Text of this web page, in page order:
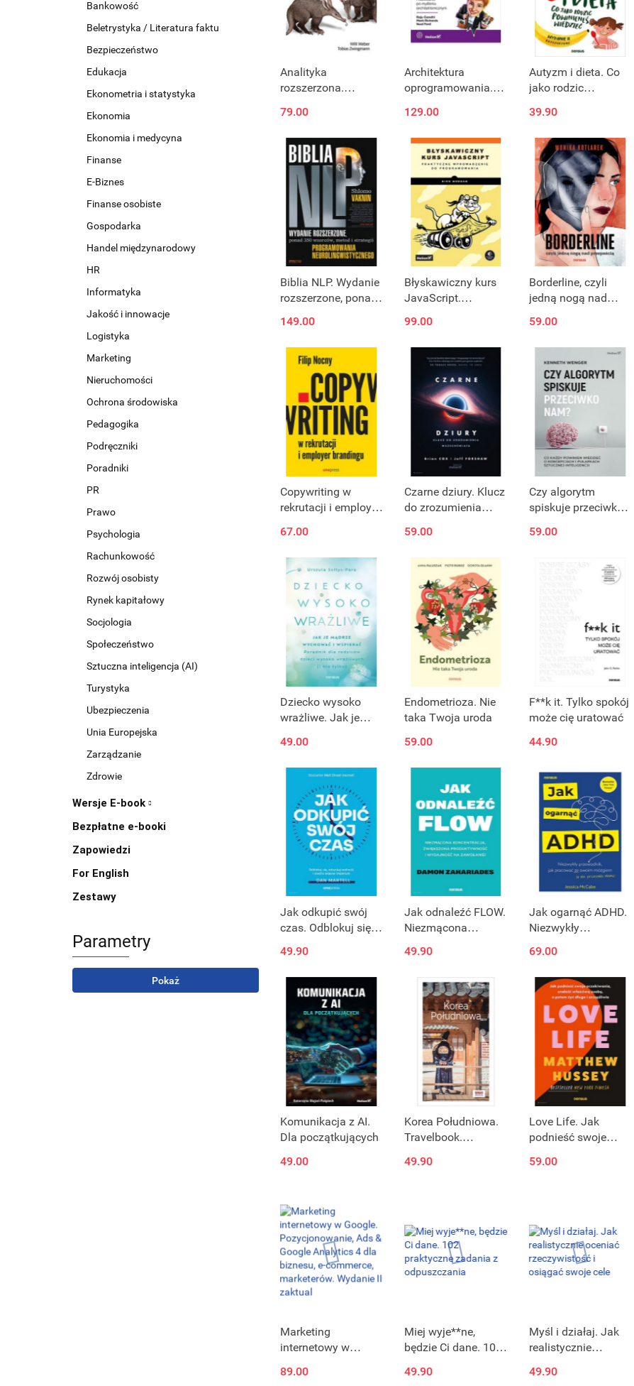
Bankowość
Beletrystyka / Literatura faktu
Bezpieczeństwo
Edukacja
Ekonometria i statystyka
Ekonomia
Ekonomia i medycyna
Finanse
E-Biznes
Finanse osobiste
Gospodarka
Handel międzynarodowy
HR
Informatyka
Jakość i innowacje
Logistyka
Marketing
Nieruchomości
Ochrona środowiska
Pedagogika
Podręczniki
Poradniki
PR
Prawo
Psychologia
Rachunkowość
Rozwój osobisty
Rynek kapitałowy
Socjologia
Społeczeństwo
Sztuczna inteligencja (AI)
Turystyka
Ubezpieczenia
Unia Europejska
Zarządzanie
Zdrowie
Wersje E-book
Bezpłatne e-booki
Zapowiedzi
For English
Zestawy
Parametry
Pokaż
Analityka
rozszerzona.
sztuczna
inteligencja w
podejmowaniu
decyzji
79.00
Architektura
oprogramowania.
Przewodnik po
myśleniu
architektonicznym
129.00
Autyzm i dieta. Co
jako rodzic
wiedzieć. Wydanie II
rozszerzone
39.90
Biblia NLP. Wydanie
rozszerzone, ponad
i strategii
programowania
neurolingwistycznego
149.00
Błyskawiczny kurs
JavaScript.
wprowadzenie do
programowania
99.00
Borderline, czyli
jedną nogą nad
59.00
Copywriting w
rekrutacji i employer
67.00
Czarne dziury. Klucz
do zrozumienia
59.00
Czy algorytm
spiskuje przeciwko
powinien wiedzieć o
pułapkach sztucznej
59.00
Dziecko wysoko
wrażliwe. Jak je
wspierać
49.00
Endometrioza. Nie
taka Twoja uroda
59.00
F**k it. Tylko spokój
może cię uratować
44.90
Jak odkupić swój
czas. Odblokuj się,
stwórz własne
imperium
49.90
Jak odnaleźć FLOW.
Niezmącona
zwiększona
produktywność i
wydajność na
zawołanie!
49.90
Jak ogarnąć ADHD.
Niezwykły
pracować ze swoim
mózgiem (a nie
przeciwko niemu)
69.00
Komunikacja z AI.
Dla początkujących
49.00
Korea Południowa.
Travelbook.
49.90
Love Life. Jak
podnieść swoje
znaleźć właściwą
59.00
Marketing
internetowy w
Pozycjonowanie,
89.00
Miej wyje**ne,
będzie Ci dane. 102
z odpuszczania
49.90
Myśl i działaj. Jak
realistycznie
rzeczywistość i
49.90